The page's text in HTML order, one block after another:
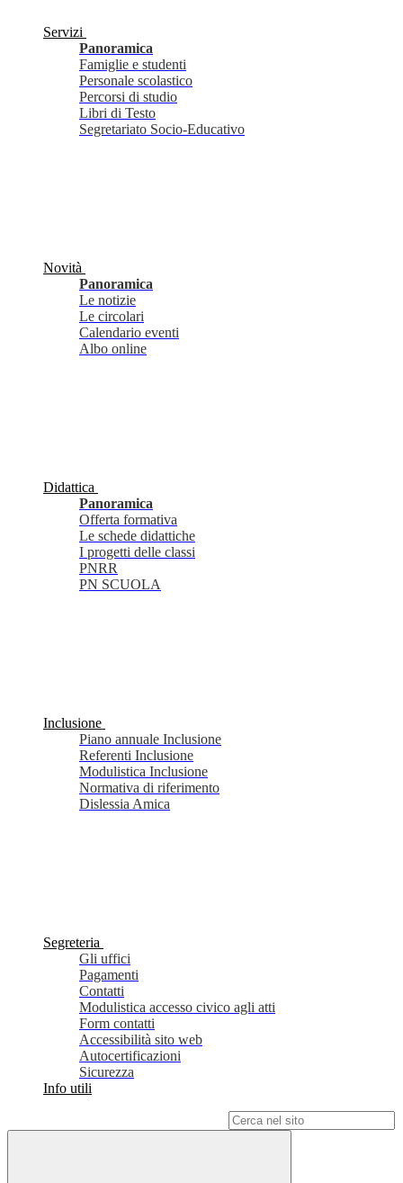
Servizi
Panoramica
Famiglie e studenti
Personale scolastico
Percorsi di studio
Libri di Testo
Segretariato Socio-Educativo
Novità
Panoramica
Le notizie
Le circolari
Calendario eventi
Albo online
Didattica
Panoramica
Offerta formativa
Le schede didattiche
I progetti delle classi
PNRR
PN SCUOLA
Inclusione
Piano annuale Inclusione
Referenti Inclusione
Modulistica Inclusione
Normativa di riferimento
Dislessia Amica
Segreteria
Gli uffici
Pagamenti
Contatti
Modulistica accesso civico agli atti
Form contatti
Accessibilità sito web
Autocertificazioni
Sicurezza
Info utili